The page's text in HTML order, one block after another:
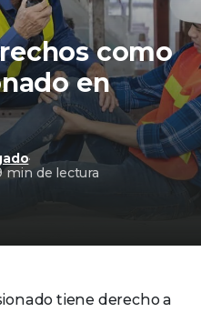
como
en
·
min de lectura
tiene derecho a